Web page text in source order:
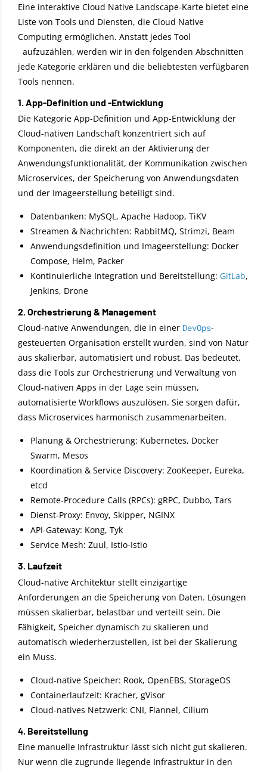
Eine interaktive Cloud Native Landscape-Karte bietet eine
Liste von Tools und Diensten, die Cloud Native
Computing ermöglichen. Anstatt jedes Tool
aufzuzählen, werden wir in den folgenden Abschnitten
jede Kategorie erklären und die beliebtesten verfügbaren
Tools nennen.
1. App-Definition und -Entwicklung
Die Kategorie App-Definition und App-Entwicklung der
Cloud-nativen Landschaft konzentriert sich auf
Komponenten, die direkt an der Aktivierung der
Anwendungsfunktionalität, der Kommunikation zwischen
Microservices, der Speicherung von Anwendungsdaten
und der Imageerstellung beteiligt sind.
Datenbanken: MySQL, Apache Hadoop, TiKV
Streamen & Nachrichten: RabbitMQ, Strimzi, Beam
Anwendungsdefinition und Imageerstellung: Docker
Compose, Helm, Packer
Kontinuierliche Integration und Bereitstellung: GitLab,
Jenkins, Drone
2. Orchestrierung & Management
Cloud-native Anwendungen, die in einer DevOps-
gesteuerten Organisation erstellt wurden, sind von Natur
aus skalierbar, automatisiert und robust. Das bedeutet,
dass die Tools zur Orchestrierung und Verwaltung von
Cloud-nativen Apps in der Lage sein müssen,
automatisierte Workflows auszulösen. Sie sorgen dafür,
dass Microservices harmonisch zusammenarbeiten.
Planung & Orchestrierung: Kubernetes, Docker
Swarm, Mesos
Koordination & Service Discovery: ZooKeeper, Eureka,
etcd
Remote-Procedure Calls (RPCs): gRPC, Dubbo, Tars
Dienst-Proxy: Envoy, Skipper, NGINX
API-Gateway: Kong, Tyk
Service Mesh: Zuul, Istio-Istio
3. Laufzeit
Cloud-native Architektur stellt einzigartige
Anforderungen an die Speicherung von Daten. Lösungen
müssen skalierbar, belastbar und verteilt sein. Die
Fähigkeit, Speicher dynamisch zu skalieren und
automatisch wiederherzustellen, ist bei der Skalierung
ein Muss.
Cloud-native Speicher: Rook, OpenEBS, StorageOS
Containerlaufzeit: Kracher, gVisor
Cloud-natives Netzwerk: CNI, Flannel, Cilium
4. Bereitstellung
Eine manuelle Infrastruktur lässt sich nicht gut skalieren.
Nur wenn die zugrunde liegende Infrastruktur in den